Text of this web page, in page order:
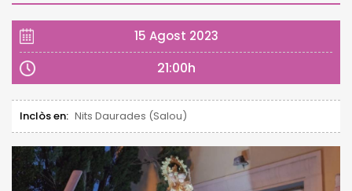
15 Agost 2023
21:00h
Inclòs en: Nits Daurades (Salou)